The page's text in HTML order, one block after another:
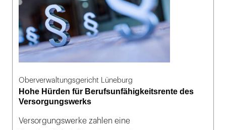
Oberverwaltungsgericht Lüneburg
Hohe Hürden für Berufsunfähigkeitsrente des
Versorgungswerks
Versorgungswerke zahlen eine